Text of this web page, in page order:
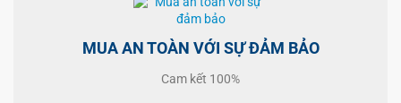
MUA AN TOÀN VỚI SỰ ĐẢM BẢO
Cam kết 100%